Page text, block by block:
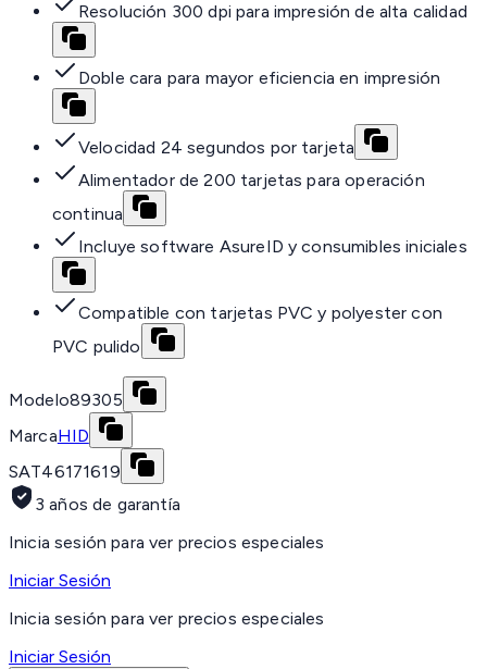
Resolución 300 dpi para impresión de alta calidad
Doble cara para mayor eficiencia en impresión
Velocidad 24 segundos por tarjeta
Alimentador de 200 tarjetas para operación
continua
Incluye software AsureID y consumibles iniciales
Compatible con tarjetas PVC y polyester con
PVC pulido
Modelo89305
MarcaHID
SAT46171619
3 años de garantía
Inicia sesión para ver precios especiales
Iniciar Sesión
Inicia sesión para ver precios especiales
Iniciar Sesión